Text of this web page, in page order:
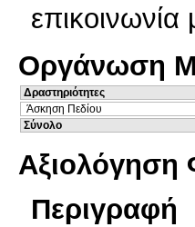
επικοινωνία
Οργάνωση
Δραστηριότητες
Άσκηση Πεδίου
Σύνολο
Αξιολόγηση
Περιγραφή